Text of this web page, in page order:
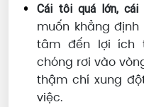
Cái tôi quá lớn, cái
muốn khẳng
tâm đến lợi ích
chóng rơi vào
thậm chí xung
việc.